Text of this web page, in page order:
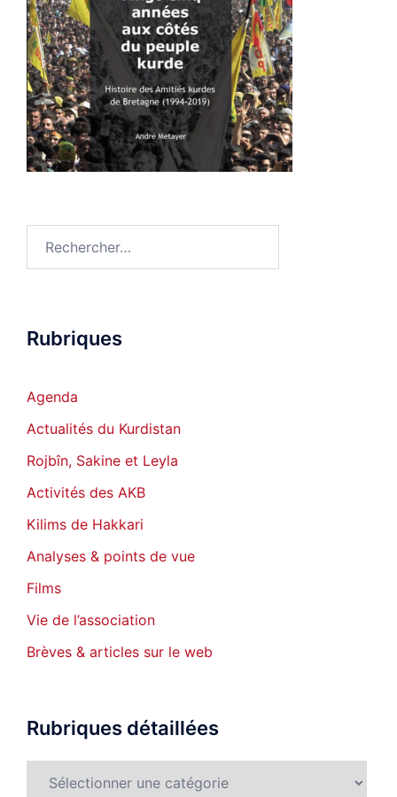
Rubriques
Agenda
Actualités du Kurdistan
Rojbîn, Sakine et Leyla
Activités des AKB
Kilims de Hakkari
Analyses & points de vue
Films
Vie de l’association
Brèves & articles sur le web
Rubriques détaillées